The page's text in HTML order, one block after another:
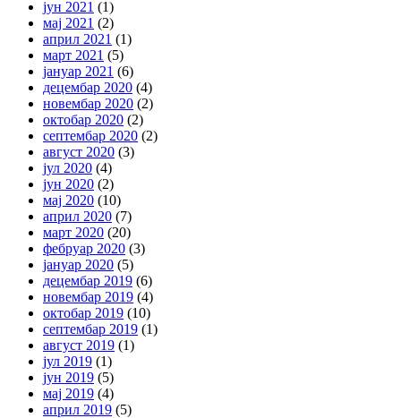
јун 2021 (1)
мај 2021 (2)
април 2021 (1)
март 2021 (5)
јануар 2021 (6)
децембар 2020 (4)
новембар 2020 (2)
октобар 2020 (2)
септембар 2020 (2)
август 2020 (3)
јул 2020 (4)
јун 2020 (2)
мај 2020 (10)
април 2020 (7)
март 2020 (20)
фебруар 2020 (3)
јануар 2020 (5)
децембар 2019 (6)
новембар 2019 (4)
октобар 2019 (10)
септембар 2019 (1)
август 2019 (1)
јул 2019 (1)
јун 2019 (5)
мај 2019 (4)
април 2019 (5)